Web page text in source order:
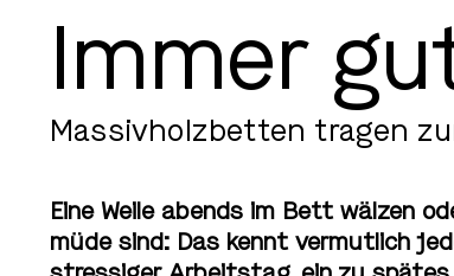
Immer
Massivholzbetten tragen
Eine Weile abends im Bett wälzen
müde sind: Das kennt vermutlich